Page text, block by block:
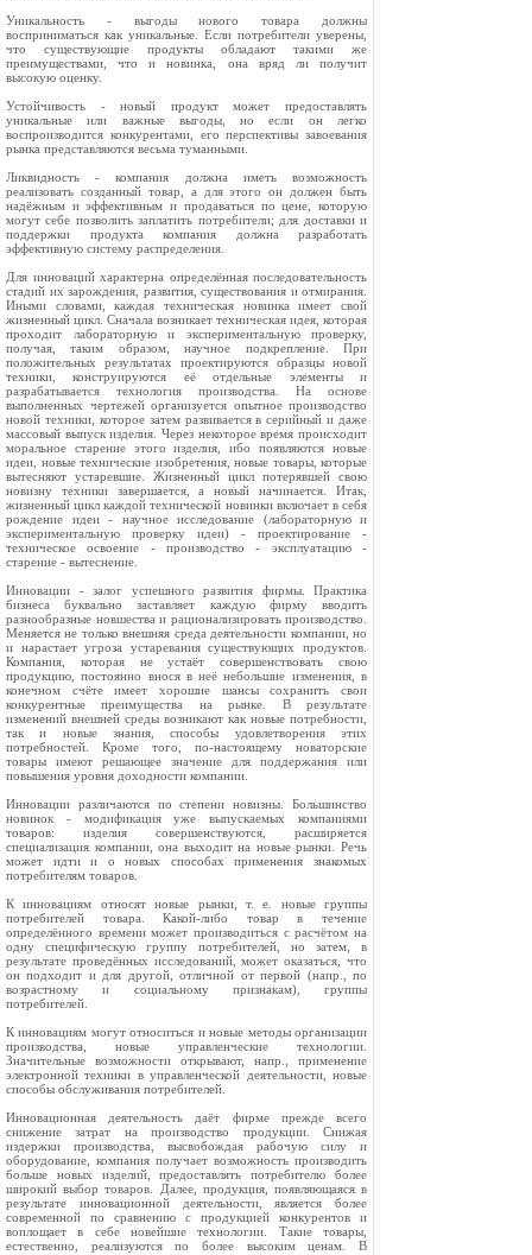
Уникальность - выгоды нового товара должны
восприниматься как уникальные. Если потребители уверены,
что существующие продукты обладают такими же
преимуществами, что и новинка, она вряд ли получит
высокую оценку.
Устойчивость - новый продукт может предоставлять
уникальные или важные выгоды, но если он легко
воспроизводится конкурентами, его перспективы завоевания
рынка представляются весьма туманными.
Ликвидность - компания должна иметь возможность
реализовать созданный товар, а для этого он должен быть
надёжным и эффективным и продаваться по цене, которую
могут себе позволить заплатить потребители; для доставки и
поддержки продукта компания должна разработать
эффективную систему распределения.
Для инноваций характерна определённая последовательность
стадий их зарождения, развития, существования и отмирания.
Иными словами, каждая техническая новинка имеет свой
жизненный цикл. Сначала возникает техническая идея, которая
проходит лабораторную и экспериментальную проверку,
получая, таким образом, научное подкрепление. При
положительных результатах проектируются образцы новой
техники, конструируются её отдельные элементы и
разрабатывается технология производства. На основе
выполненных чертежей организуется опытное производство
новой техники, которое затем развивается в серийный и даже
массовый выпуск изделия. Через некоторое время происходит
моральное старение этого изделия, ибо появляются новые
идеи, новые технические изобретения, новые товары, которые
вытесняют устаревшие. Жизненный цикл потерявшей свою
новизну техники завершается, а новый начинается. Итак,
жизненный цикл каждой технической новинки включает в себя
рождение идеи - научное исследование (лабораторную и
экспериментальную проверку идеи) - проектирование -
техническое освоение - производство - эксплуатацию -
старение - вытеснение.
Инновации - залог успешного развития фирмы. Практика
бизнеса буквально заставляет каждую фирму вводить
разнообразные новшества и рационализировать производство.
Меняется не только внешняя среда деятельности компании, но
и нарастает угроза устаревания существующих продуктов.
Компания, которая не устаёт совершенствовать свою
продукцию, постоянно внося в неё небольшие изменения, в
конечном счёте имеет хорошие шансы сохранить свои
конкурентные преимущества на рынке. В результате
изменений внешней среды возникают как новые потребности,
так и новые знания, способы удовлетворения этих
потребностей. Кроме того, по-настоящему новаторские
товары имеют решающее значение для поддержания или
повышения уровня доходности компании.
Инновации различаются по степени новизны. Большинство
новинок - модификация уже выпускаемых компаниями
товаров: изделия совершенствуются, расширяется
специализация компании, она выходит на новые рынки. Речь
может идти и о новых способах применения знакомых
потребителям товаров.
К инновациям относят новые рынки, т. е. новые группы
потребителей товара. Какой-либо товар в течение
определённого времени может производиться с расчётом на
одну специфическую группу потребителей, но затем, в
результате проведённых исследований, может оказаться, что
он подходит и для другой, отличной от первой (напр., по
возрастному и социальному признакам), группы
потребителей.
К инновациям могут относиться и новые методы организации
производства, новые управленческие технологии.
Значительные возможности открывают, напр., применение
электронной техники в управленческой деятельности, новые
способы обслуживания потребителей.
Инновационная деятельность даёт фирме прежде всего
снижение затрат на производство продукции. Снижая
издержки производства, высвобождая рабочую силу и
оборудование, компания получает возможность производить
больше новых изделий, предоставлять потребителю более
широкий выбор товаров. Далее, продукция, появляющаяся в
результате инновационной деятельности, является более
современной по сравнению с продукцией конкурентов и
воплощает в себе новейшие технологии. Такие товары,
естественно, реализуются по более высоким ценам. В